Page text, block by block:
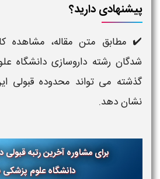
پیشنهادی دارید؟
✔️ مطابق متن مقاله، مشاهده
شدگان رشته داروسازی دانشگاه
گذشته می تواند محدوده قبولی
نشان دهد.
برای مشاوره آخرین رتبه قبولی
دانشگاه علوم پزشکی